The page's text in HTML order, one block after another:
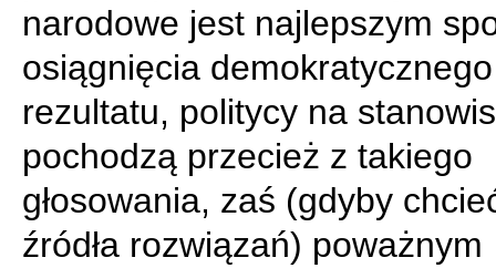
narodowe jest najlepszym
osiągnięcia demokratycznego
rezultatu, politycy na
pochodzą przecież z takiego
głosowania, zaś (gdyby
źródła rozwiązań) poważnym